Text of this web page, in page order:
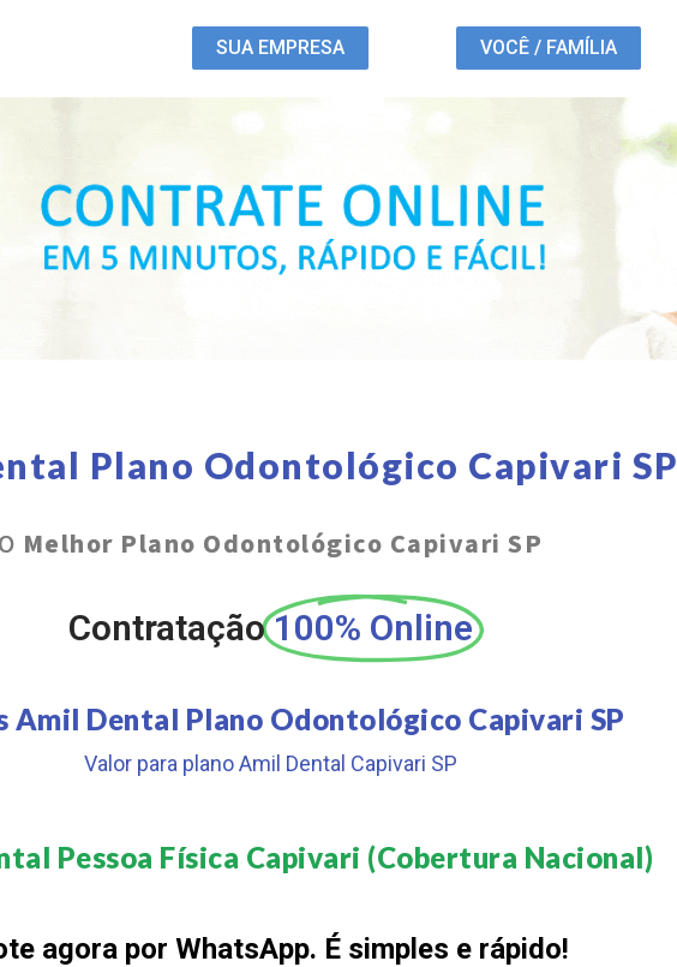
SUA EMPRESA VOCÊ / FAMÍLIA
Plano Odontológico Capivari SP
O Melhor Plano Odontológico Capivari SP
Contratação 100% Online
Amil Dental Plano Odontológico Capivari SP
Valor para plano Amil Dental Capivari SP
Pessoa Física Capivari (Cobertura Nacional)​
agora por WhatsApp. É simples e rápido!